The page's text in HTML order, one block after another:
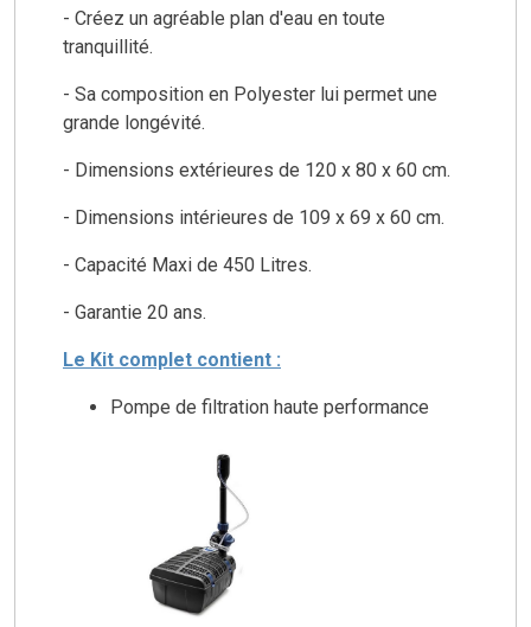
- Créez un agréable plan d'eau en toute
tranquillité.
- Sa composition en Polyester lui permet une
grande longévité.
- Dimensions extérieures de 120 x 80 x 60 cm.
- Dimensions intérieures de 109 x 69 x 60 cm.
- Capacité Maxi de 450 Litres.
- Garantie 20 ans.
Le Kit complet contient :
Pompe de filtration haute performance